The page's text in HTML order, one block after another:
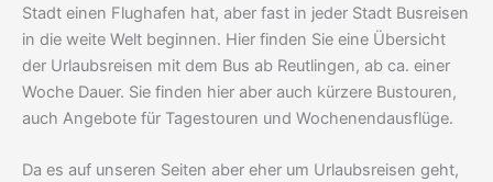
Stadt einen Flughafen hat, aber fast in jeder Stadt Busreisen
in die weite Welt beginnen. Hier finden Sie eine Übersicht
der Urlaubsreisen mit dem Bus ab Reutlingen, ab ca. einer
Woche Dauer. Sie finden hier aber auch kürzere Bustouren,
auch Angebote für Tagestouren und Wochenendausflüge.
Da es auf unseren Seiten aber eher um Urlaubsreisen geht,